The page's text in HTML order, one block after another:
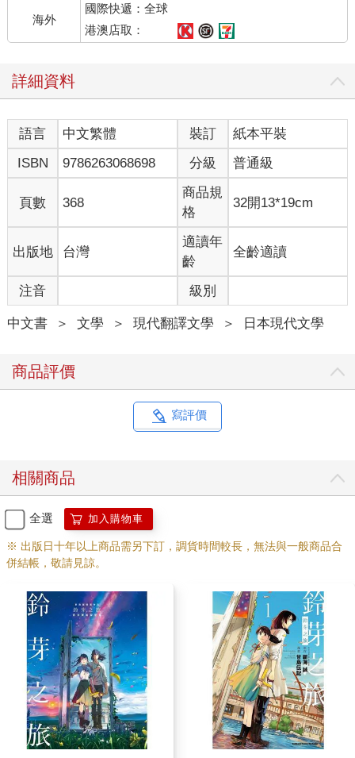
海外
國際快遞：全球
港澳店取：
詳細資料
語言 中文繁體 裝訂
紙本平裝
ISBN
9786263068698 分級 普通級
頁數 368
商品規
格
32開13*19cm
出版地 台灣
適讀年
齡
全齡適讀
注音 級別
中文書 ＞ 文學 ＞ 現代翻譯文學 ＞ 日本現代文學
商品評價
寫評價
相關商品
全選 加入購物車
※ 出版日十年以上商品需另下訂，調貨時間較長，無法與一般商品合
併結帳，敬請見諒。